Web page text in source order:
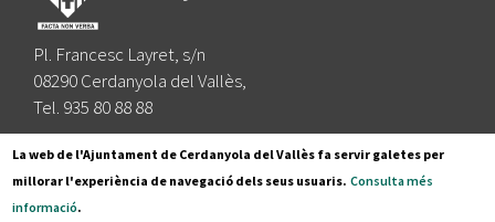
Pl. Francesc Layret, s/n
08290 Cerdanyola del Vallès,
Tel. 935 80 88 88
Segueix-nos a:
La web de l'Ajuntament de Cerdanyola del Vallès fa servir galetes per
millorar l'experiència de navegació dels seus usuaris. Consulta més
informació.